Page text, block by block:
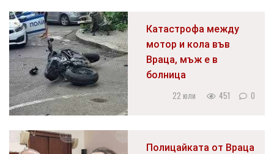
Катастрофа между
мотор и кола във
Враца, мъж е в
болница
22 юли 451 0
Полицайката от Враца